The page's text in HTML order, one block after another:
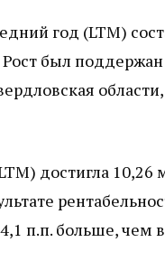
год (LTM)
Рост был
достигла
п.п. больше, чем